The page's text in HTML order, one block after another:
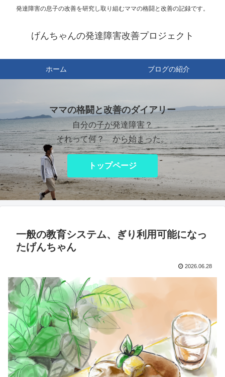
発達障害の息子の改善を研究し取り組むママの格闘と改善の記録です。
げんちゃんの発達障害改善プロジェクト
ホーム ブログの紹介
ママの格闘と改善のダイアリー
自分の子が発達障害？
それって何？ から始まった。
トップページ
一般の教育システム、ぎり利用可能になっ
たげんちゃん
2026.06.28